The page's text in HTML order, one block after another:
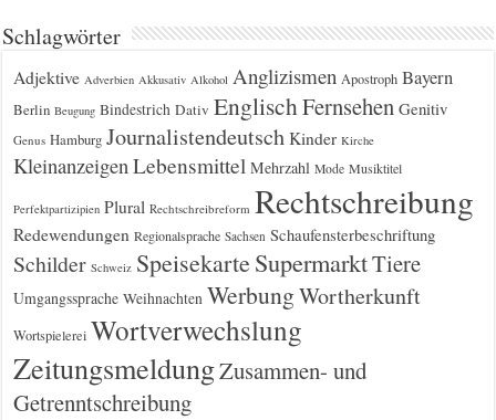
Schlagwörter
Adjektive Adverbien Akkusativ Alkohol Anglizismen Apostroph Bayern
Berlin Beugung Bindestrich Dativ EnglischFernsehen Genitiv
Genus Hamburg Journalistendeutsch Kinder Kirche
KleinanzeigenLebensmittel Mehrzahl Mode Musiktitel
Perfektpartizipien Plural Rechtschreibreform Rechtschreibung
Redewendungen Regionalsprache Sachsen Schaufensterbeschriftung
Schilder Schweiz Speisekarte SupermarktTiere
Umgangssprache Weihnachten WerbungWortherkunft
Wortspielerei Wortverwechslung
ZeitungsmeldungZusammen- und
Getrenntschreibung